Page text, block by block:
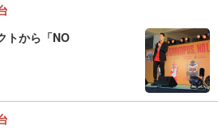
トから「NO